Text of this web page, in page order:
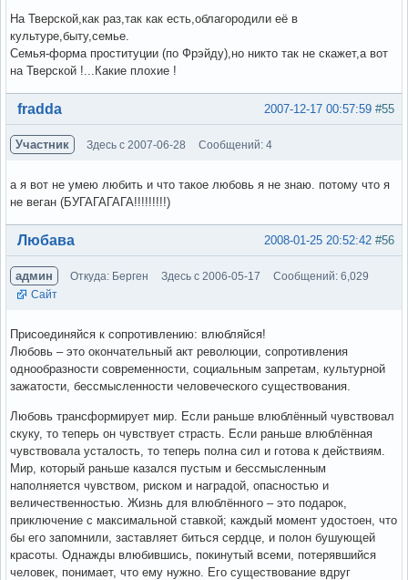
На Тверской,как раз,так как есть,облагородили её в
культуре,быту,семье.
Семья-форма проституции (по Фрэйду),но никто так не скажет,а вот
на Тверской !...Какие плохие !
Вне форума #55
2007-12-17 00:57:59
fradda
Участник Здесь с 2007-06-28 Сообщений: 4
а я вот не умею любить и что такое любовь я не знаю. потому что я
не веган (БУГАГАГАГА!!!!!!!!!)
Вне форума #56
2008-01-25 20:52:42
Любава
админ Откуда: Берген Здесь с 2006-05-17
Сообщений: 6,029
Сайт
Присоединяйся к сопротивлению: влюбляйся!
Любовь – это окончательный акт революции, сопротивления
однообразности современности, социальным запретам, культурной
зажатости, бессмысленности человеческого существования.
Любовь трансформирует мир. Если раньше влюблённый чувствовал
скуку, то теперь он чувствует страсть. Если раньше влюблённая
чувствовала усталость, то теперь полна сил и готова к действиям.
Мир, который раньше казался пустым и бессмысленным
наполняется чувством, риском и наградой, опасностью и
величественностью. Жизнь для влюблённого – это подарок,
приключение с максимальной ставкой; каждый момент удостоен, что
бы его запомнили, заставляет биться сердце, и полон бушующей
красоты. Однажды влюбившись, покинутый всеми, потерявшийся
человек, понимает, что ему нужно. Его существование вдруг